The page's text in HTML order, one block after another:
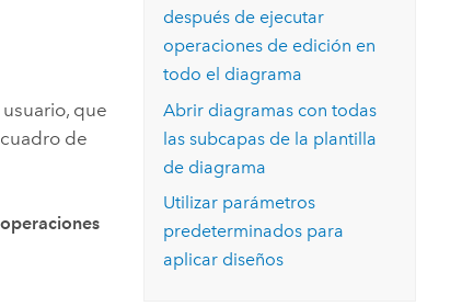
Explorar ArcGIS Pro
Leer la historia
que
de
después de ejecutar
operaciones de edición en
todo el diagrama
Abrir diagramas con todas
las subcapas de la plantilla
de diagrama
Utilizar parámetros
predeterminados para
aplicar diseños